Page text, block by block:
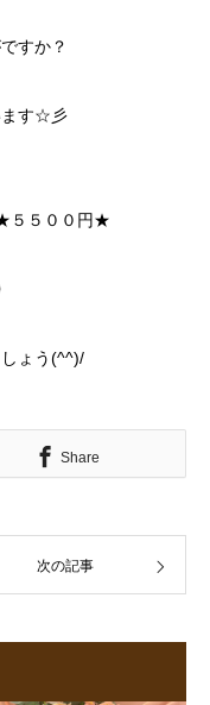
すか？
ます☆彡
５５００円★
ょう(^^)/
Share
次の記事